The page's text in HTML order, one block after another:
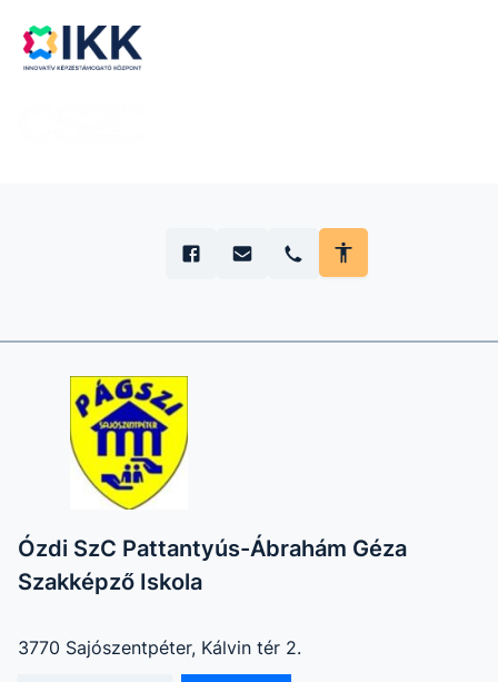
Ózdi SzC Pattantyús-Ábrahám Géza
Szakképző Iskola
3770 Sajószentpéter, Kálvin tér 2.